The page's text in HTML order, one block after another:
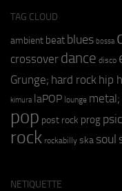
TAG CLOUD
ambient beat blues bossa
crossover dance disco
Grunge; hard rock hip
kimura laPOP lounge metal;
pop post rock prog
rock rockabilly ska soul
NETIQUETTE